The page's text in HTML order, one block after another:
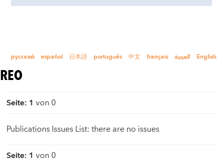
русский español 日本語 português 中文 français العربية English
REO
Seite: 1 von 0
Publications Issues List: there are no issues
Seite: 1 von 0